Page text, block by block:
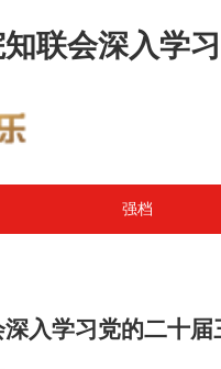
联会深入学
强档
入学习党的二十